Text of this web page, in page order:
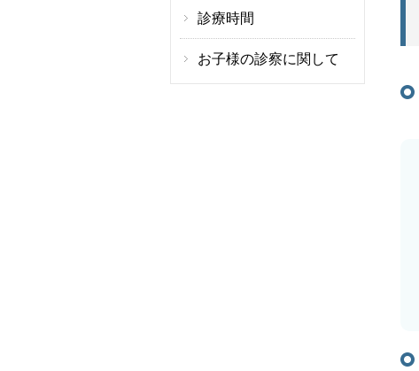
診療時間
お子様の診察に関して